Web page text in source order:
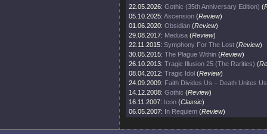
22.05.2026: Gothic (35th Anniversary Edition) (
05.10.2025: Ascension (Review)
01.06.2020: Obsidian (Review)
29.08.2017: Medusa (Review)
22.11.2015: Symphony For The Lost (Review)
30.05.2015: The Plague Within (Review)
26.10.2013: Tragic Illusion 25 (The Rarities) (
08.04.2012: Tragic Idol (Review)
24.09.2009: Faith Divides Us – Death Unites Us
14.12.2008: Gothic (Review)
16.11.2007: Icon (Classic)
06.05.2007: In Requiem (Review)